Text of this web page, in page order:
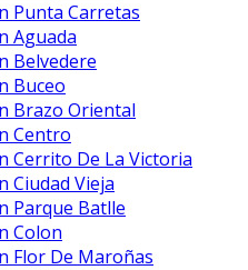
Punta Carretas
Aguada
Belvedere
Buceo
Brazo Oriental
Centro
Cerrito De La Victoria
Ciudad Vieja
Parque Batlle
Colon
Flor De Maroñas